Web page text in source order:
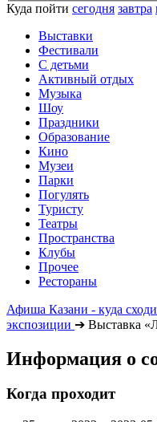
Куда пойти сегодня завтра
Выставки
Фестивали
С детьми
Активный отдых
Музыка
Шоу
Праздники
Образование
Кино
Музеи
Парки
Погулять
Туристу
Театры
Пространства
Клубы
Прочее
Рестораны
Афиша Казани - куда
экспозиции ➔ Выставка
Информация о
Когда проходит